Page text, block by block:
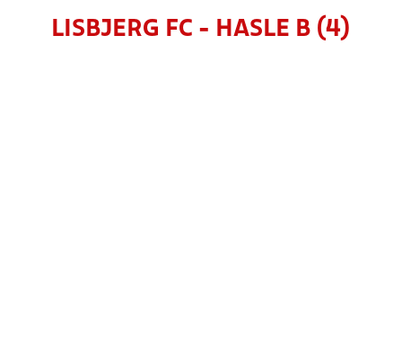
LISBJERG FC - HASLE B (4)